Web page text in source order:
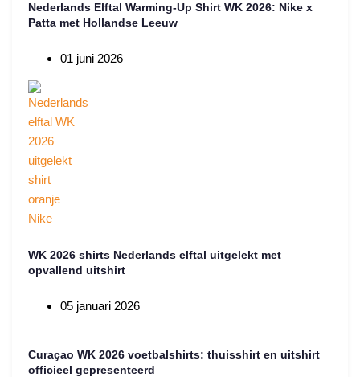
Nederlands Elftal Warming-Up Shirt WK 2026: Nike x
Patta met Hollandse Leeuw
01 juni 2026
WK 2026 shirts Nederlands elftal uitgelekt met
opvallend uitshirt
05 januari 2026
Curaçao WK 2026 voetbalshirts: thuisshirt en uitshirt
officieel gepresenteerd